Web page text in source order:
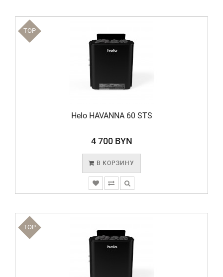
TOP
Helo HAVANNA 60 STS
4 700 BYN
В КОРЗИНУ
TOP